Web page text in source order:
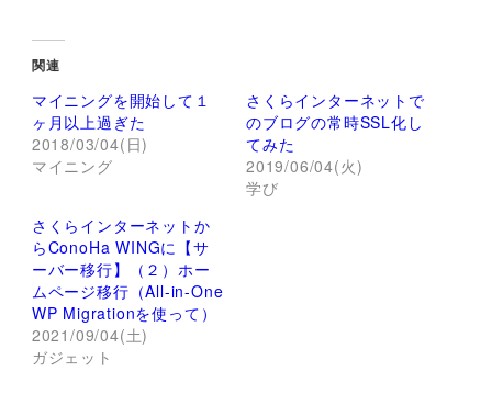
し
て
T
i
t
t
e
r
で
新
し
い
ウ
ィ
ン
ド
ウ
で
開
で
共
有
す
る
に
リ
ッ
ク
し
て
く
だ
さ
い
(
新
関連
マイニングを開始して１
ヶ月以上過ぎた
2018/03/04(日)
マイニング
さくらインターネットで
のブログの常時SSL化し
てみた
2019/06/04(火)
学び
さくらインターネットか
らConoHa WINGに【サ
ーバー移行】（２）ホー
ムページ移行（All-in-One
WP Migrationを使って）
2021/09/04(土)
ガジェット